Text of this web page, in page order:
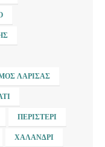
ΛΆΡΙΣΑΣ
ΠΕΡΙΣΤΈΡΙ
ΧΑΛΆΝΔΡΙ